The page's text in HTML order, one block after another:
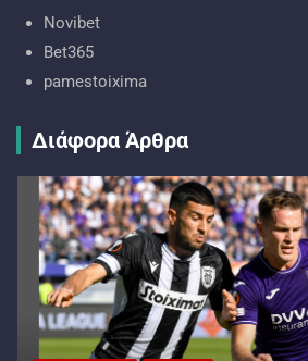
Novibet
Bet365
pamestoixima
Διάφορα Άρθρα
ΔΕΛΤΊΑ ΤΎΠΟΥ ΕΙΔΉΣΕΙΣ